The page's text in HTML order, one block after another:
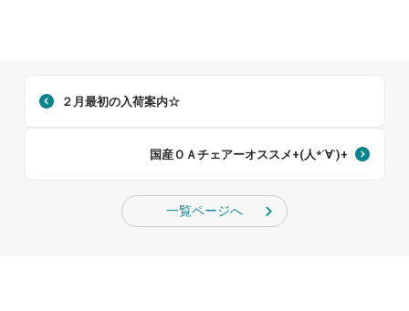
２月最初の入荷案内☆
国産ＯＡチェアーオススメ+(人*´∀`)+
一覧ページへ